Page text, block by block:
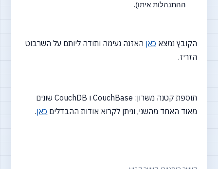
ההתנהלות איתו).
הקובץ נמצא כאן האזנה נעימה ותודה ליותם על השרבוט
הזריז.
תוספת קטנה משרון: CouchBase ו CouchDB שונים
מאוד האחד מהשני, וניתן לקרוא אודות ההבדלים כאן.